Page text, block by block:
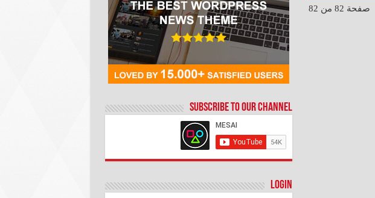
صفحة 82 من 82
Subscribe to our Channel
Login